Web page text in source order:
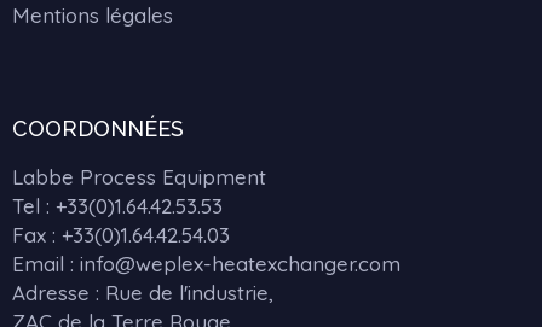
Mentions légales
COORDONNÉES
Labbe Process Equipment
Tel : +33(0)1.64.42.53.53
Fax : +33(0)1.64.42.54.03
Email : info@weplex-heatexchanger.com
Adresse : Rue de l'industrie,
ZAC de la Terre Rouge